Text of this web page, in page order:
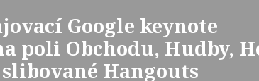
Google keynote
poli Obchodu, Hudby,
Hangouts